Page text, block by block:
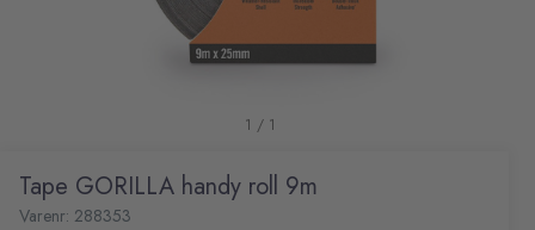
1 / 1
Tape GORILLA handy roll 9m
Varenr: 288353